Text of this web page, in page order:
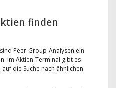
finden
Peer-Group-Analysen ein
Im Aktien-Terminal gibt es
die Suche nach ähnlichen